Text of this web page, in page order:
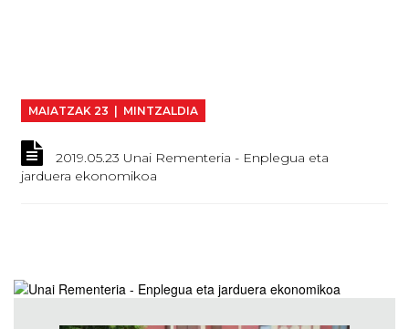
MAIATZAK 23 | MINTZALDIA
2019.05.23 Unai Rementeria - Enplegua eta
jarduera ekonomikoa